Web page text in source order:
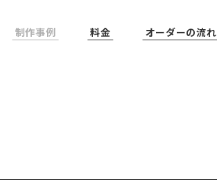
制作事例 料金 オーダーの流れ